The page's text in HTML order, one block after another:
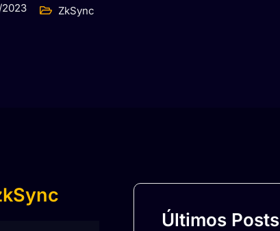
2023 ZkSync
Últimos Posts